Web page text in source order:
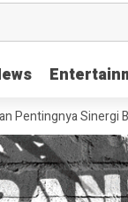
Sinergi Bank-